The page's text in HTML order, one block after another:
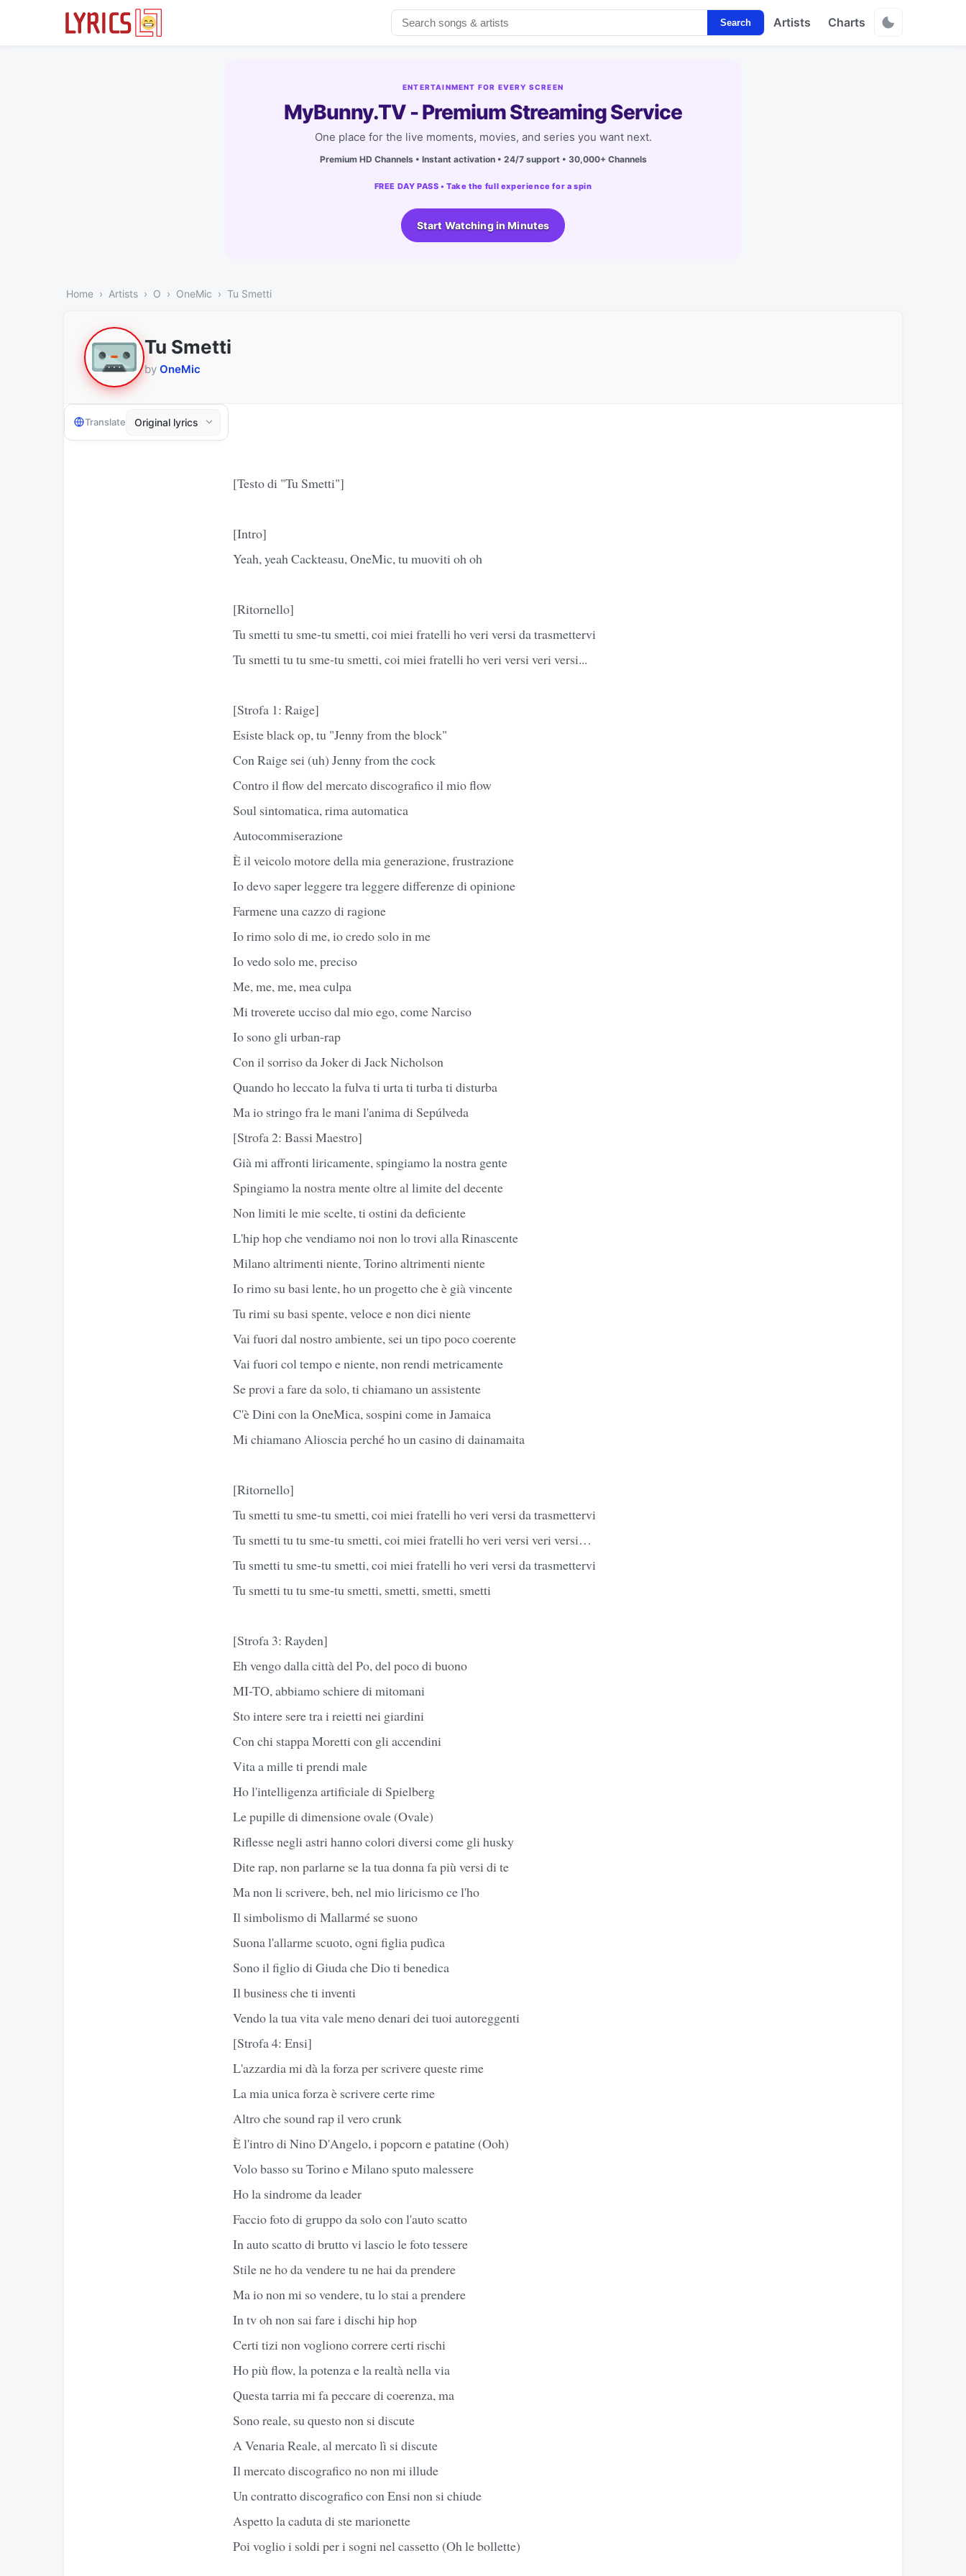
Search Artists Charts
ENTERTAINMENT FOR EVERY SCREEN
MyBunny.TV - Premium Streaming Service
One place for the live moments, movies, and series you want next.
Premium HD Channels • Instant activation • 24/7 support • 30,000+ Channels
FREE DAY PASS • Take the full experience for a spin
Start Watching in Minutes
Home Artists O OneMic Tu Smetti
Tu Smetti
by OneMic
Translate
[Testo di "Tu Smetti"]
[Intro]
Yeah, yeah Cackteasu, OneMic, tu muoviti oh oh
[Ritornello]
Tu smetti tu sme-tu smetti, coi miei fratelli ho veri versi da trasmettervi
Tu smetti tu tu sme-tu smetti, coi miei fratelli ho veri versi veri versi...
[Strofa 1: Raige]
Esiste black op, tu "Jenny from the block"
Con Raige sei (uh) Jenny from the cock
Contro il flow del mercato discografico il mio flow
Soul sintomatica, rima automatica
Autocommiserazione
È il veicolo motore della mia generazione, frustrazione
Io devo saper leggere tra leggere differenze di opinione
Farmene una cazzo di ragione
Io rimo solo di me, io credo solo in me
Io vedo solo me, preciso
Me, me, me, mea culpa
Mi troverete ucciso dal mio ego, come Narciso
Io sono gli urban-rap
Con il sorriso da Joker di Jack Nicholson
Quando ho leccato la fulva ti urta ti turba ti disturba
Ma io stringo fra le mani l'anima di Sepúlveda
[Strofa 2: Bassi Maestro]
Già mi affronti liricamente, spingiamo la nostra gente
Spingiamo la nostra mente oltre al limite del decente
Non limiti le mie scelte, ti ostini da deficiente
L'hip hop che vendiamo noi non lo trovi alla Rinascente
Milano altrimenti niente, Torino altrimenti niente
Io rimo su basi lente, ho un progetto che è già vincente
Tu rimi su basi spente, veloce e non dici niente
Vai fuori dal nostro ambiente, sei un tipo poco coerente
Vai fuori col tempo e niente, non rendi metricamente
Se provi a fare da solo, ti chiamano un assistente
C'è Dini con la OneMica, sospini come in Jamaica
Mi chiamano Alioscia perché ho un casino di dainamaita
[Ritornello]
Tu smetti tu sme-tu smetti, coi miei fratelli ho veri versi da trasmettervi
Tu smetti tu tu sme-tu smetti, coi miei fratelli ho veri versi veri versi…
Tu smetti tu sme-tu smetti, coi miei fratelli ho veri versi da trasmettervi
Tu smetti tu tu sme-tu smetti, smetti, smetti, smetti
[Strofa 3: Rayden]
Eh vengo dalla città del Po, del poco di buono
MI-TO, abbiamo schiere di mitomani
Sto intere sere tra i reietti nei giardini
Con chi stappa Moretti con gli accendini
Vita a mille ti prendi male
Ho l'intelligenza artificiale di Spielberg
Le pupille di dimensione ovale (Ovale)
Riflesse negli astri hanno colori diversi come gli husky
Dite rap, non parlarne se la tua donna fa più versi di te
Ma non li scrivere, beh, nel mio liricismo ce l'ho
Il simbolismo di Mallarmé se suono
Suona l'allarme scuoto, ogni figlia pudìca
Sono il figlio di Giuda che Dio ti benedica
Il business che ti inventi
Vendo la tua vita vale meno denari dei tuoi autoreggenti
[Strofa 4: Ensi]
L'azzardia mi dà la forza per scrivere queste rime
La mia unica forza è scrivere certe rime
Altro che sound rap il vero crunk
È l'intro di Nino D'Angelo, i popcorn e patatine (Ooh)
Volo basso su Torino e Milano sputo malessere
Ho la sindrome da leader
Faccio foto di gruppo da solo con l'auto scatto
In auto scatto di brutto vi lascio le foto tessere
Stile ne ho da vendere tu ne hai da prendere
Ma io non mi so vendere, tu lo stai a prendere
In tv oh non sai fare i dischi hip hop
Certi tizi non vogliono correre certi rischi
Ho più flow, la potenza e la realtà nella via
Questa tarria mi fa peccare di coerenza, ma
Sono reale, su questo non si discute
A Venaria Reale, al mercato lì si discute
Il mercato discografico no non mi illude
Un contratto discografico con Ensi non si chiude
Aspetto la caduta di ste marionette
Poi voglio i soldi per i sogni nel cassetto (Oh le bollette)